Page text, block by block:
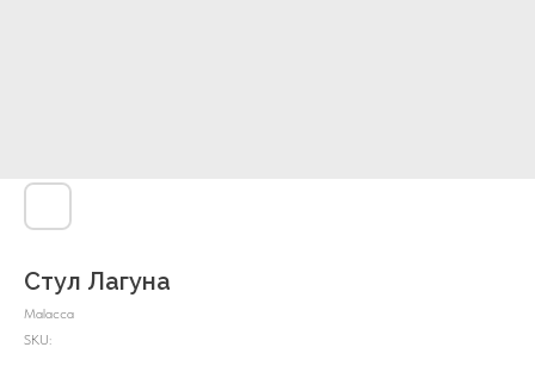
Стул Лагуна
Malacca
SKU: